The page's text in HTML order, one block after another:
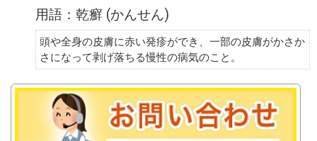
用語：乾癬 (かんせん)
頭や全身の皮膚に赤い発疹ができ、一部の皮膚がかさか
さになって剥げ落ちる慢性の病気のこと。